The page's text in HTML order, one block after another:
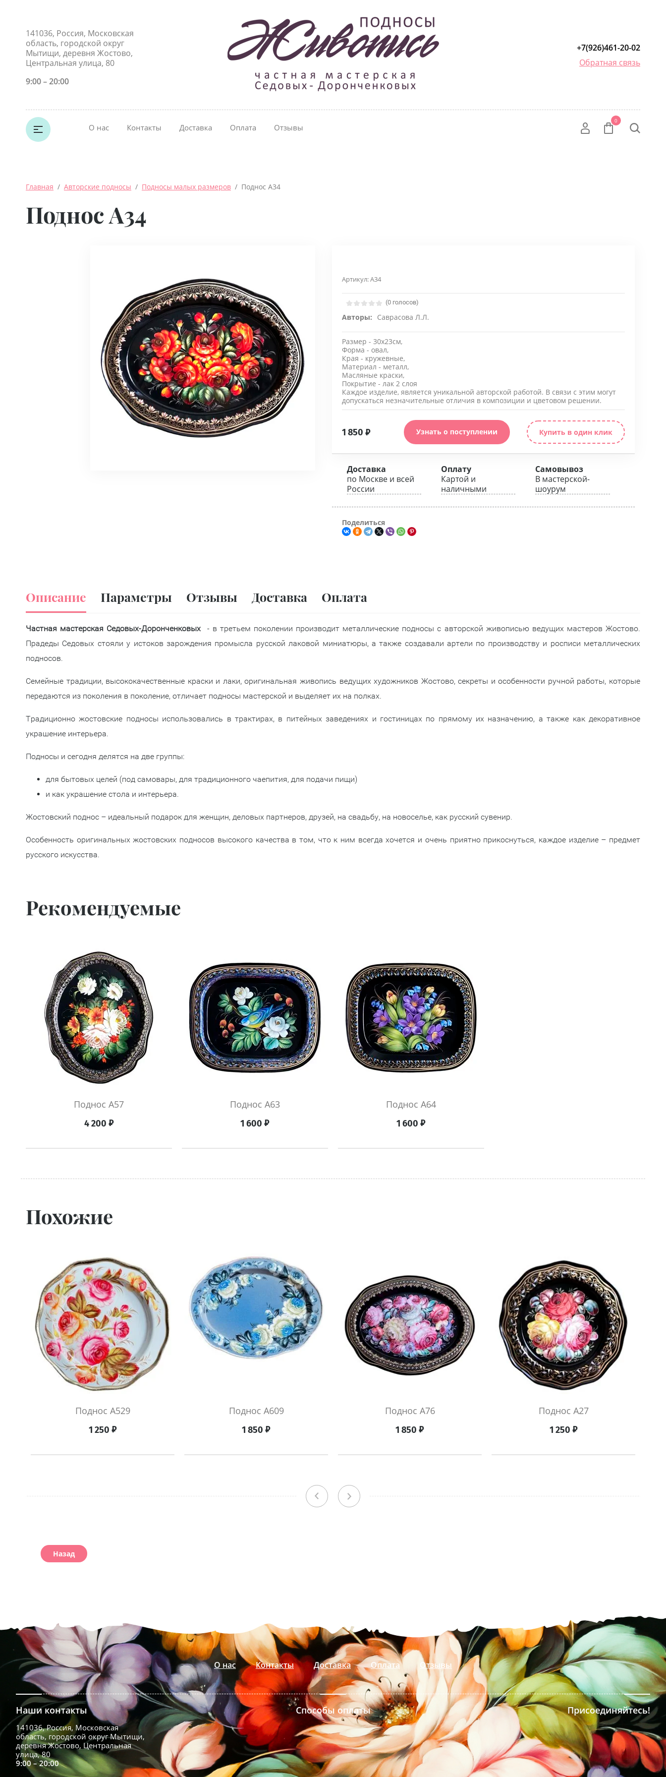
141036, Россия, Московская
область, городской округ
Мытищи, деревня Жостово,
Центральная улица, 80
9:00 – 20:00
+7(926)461-20-02
Обратная связь
О нас Контакты Доставка Оплата Отзывы
0
Главная
  /
Авторские подносы
  /
Подносы малых размеров
  /  Поднос A34
Поднос A34
Артикул:A34
(0 голосов)
Авторы: Саврасова Л.Л.
Размер - 30х23см,
Форма - овал,
Края - кружевные,
Материал - металл,
Масляные краски,
Покрытие - лак 2 слоя
Каждое изделие, является уникальной авторской работой. В связи с этим могут
допускаться незначительные отличия в композиции и цветовом решении.
1 850 ₽ Узнать о поступлении Купить в один клик
Доставка
по Москве и всей
России
Оплату
Картой и
наличными
Самовывоз
В мастерской-
шоурум
Поделиться
Описание Параметры Отзывы Доставка Оплата
Частная мастерская Седовых-Доронченковых - в третьем поколении производит металлические подносы с авторской живописью ведущих мастеров Жостово.
Прадеды Седовых стояли у истоков зарождения промысла русской лаковой миниатюры, а также создавали артели по производству и росписи металлических
подносов.
Семейные традиции, высококачественные краски и лаки, оригинальная живопись ведущих художников Жостово, секреты и особенности ручной работы, которые
передаются из поколения в поколение, отличает подносы мастерской и выделяет их на полках.
Традиционно жостовские подносы использовались в трактирах, в питейных заведениях и гостиницах по прямому их назначению, а также как декоративное
украшение интерьера.
Подносы и сегодня делятся на две группы:
для бытовых целей (под самовары, для традиционного чаепития, для подачи пищи)
и как украшение стола и интерьера.
Жостовский поднос – идеальный подарок для женщин, деловых партнеров, друзей, на свадьбу, на новоселье, как русский сувенир.
Особенность оригинальных жостовских подносов высокого качества в том, что к ним всегда хочется и очень приятно прикоснуться, каждое изделие – предмет
русского искусства.
Рекомендуемые
Поднос А57
4 200 ₽
Поднос А63
1 600 ₽
Поднос А64
1 600 ₽
Похожие
Поднос A529
1 250 ₽
Поднос A609
1 850 ₽
Поднос A76
1 850 ₽
Поднос A27
1 250 ₽
Назад
О нас Контакты Доставка Оплата Отзывы
Наши контакты
141036, Россия, Московская
область, городской округ Мытищи,
деревня Жостово, Центральная
улица, 80
9:00 – 20:00
Способы оплаты Присоединяйтесь!